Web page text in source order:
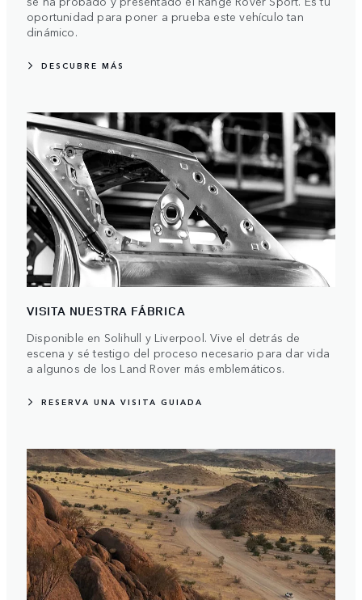
oportunidad para poner a prueba este vehículo tan
dinámico.
DESCUBRE MÁS
VISITA NUESTRA FÁBRICA
Disponible en Solihull y Liverpool. Vive el detrás de
escena y sé testigo del proceso necesario para dar vida
a algunos de los Land Rover más emblemáticos.
RESERVA UNA VISITA GUIADA